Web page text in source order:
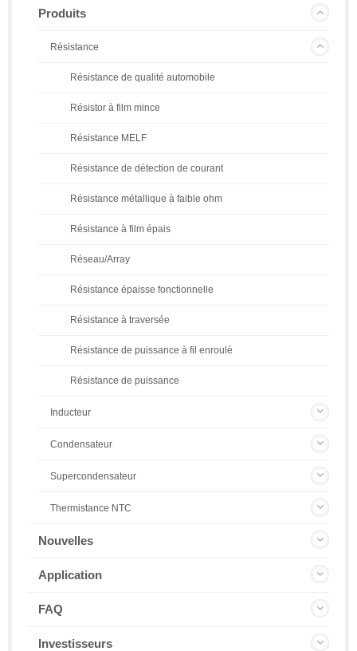
Produits
Résistance
Résistance de qualité automobile
Résistor à film mince
Résistance MELF
Résistance de détection de courant
Résistance métallique à faible ohm
Résistance à film épais
Réseau/Array
Résistance épaisse fonctionnelle
Résistance à traversée
Résistance de puissance à fil enroulé
Résistance de puissance
Inducteur
Condensateur
Supercondensateur
Thermistance NTC
Nouvelles
Application
FAQ
Investisseurs